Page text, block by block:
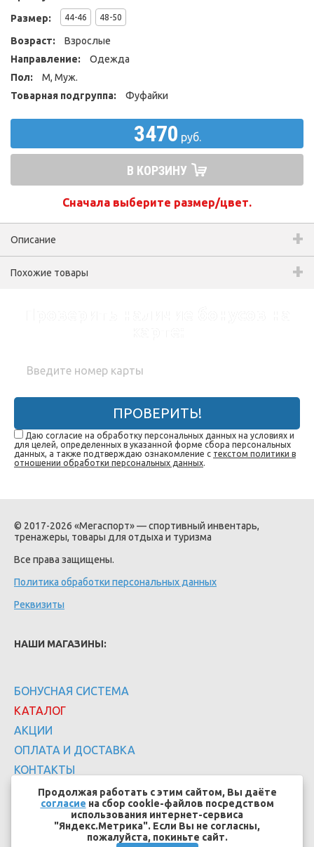
Размер:
44-46 48-50
Возраст:
Взрослые
Направление:
Одежда
Пол:
М, Муж.
Товарная подгруппа:
Фуфайки
3470 руб.
В КОРЗИНУ
Сначала выберите размер/цвет.
Описание
Похожие товары
ПРОВЕРИТЬ!
Даю согласие на обработку персональных данных на условиях и
для целей, определенных в указанной форме сбора персональных
данных, а также подтверждаю ознакомление с текстом политики в
отношении обработки персональных данных.
© 2017-2026 «Мегаспорт» — спортивный инвентарь,
тренажеры, товары для отдыха и туризма
Все права защищены.
Политика обработки персональных данных
Реквизиты
НАШИ МАГАЗИНЫ:
БОНУСНАЯ СИСТЕМА
КАТАЛОГ
АКЦИИ
ОПЛАТА И ДОСТАВКА
КОНТАКТЫ
Продолжая работать с этим сайтом, Вы даёте
согласие на сбор cookie-файлов посредством
использования интернет-сервиса
"Яндекс.Метрика". Если Вы не согласны,
пожалуйста, покиньте сайт.